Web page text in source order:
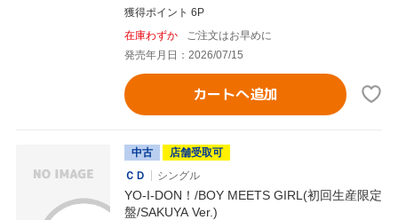
獲得ポイント 6P
在庫わずか
ご注文はお早めに
発売年月日：2026/07/15
カートへ追加
中古
店舗受取可
ＣＤ
シングル
YO-I-DON！/BOY MEETS GIRL(初回生産限定
盤/SAKUYA Ver.)